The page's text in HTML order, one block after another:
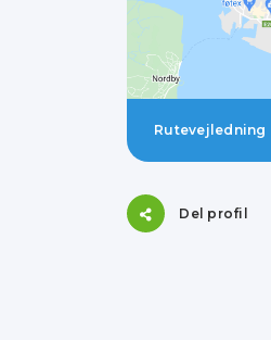
Rutevejledning
Del profil